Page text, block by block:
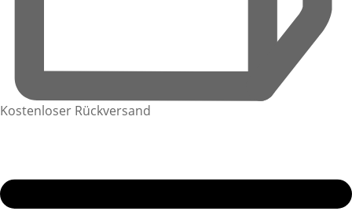
Kostenloser Rückversand